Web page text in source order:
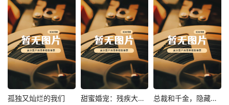
未知 未知 未知
热播
孤独又灿烂的我们 热播 甜蜜婚宠：残疾大佬夜夜撩 热播 总裁和千金，隐藏身份闪婚了